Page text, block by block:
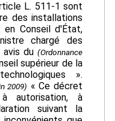
L. 511-1 sont
des installations
Conseil d'État,
chargé des
avis du(Ordonnance
supérieur de la
».
2009) « Ce décret
autorisation, à
suivant la